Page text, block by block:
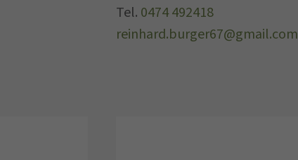
Tel. 0474 492418
reinhard.burger67@gmail.com